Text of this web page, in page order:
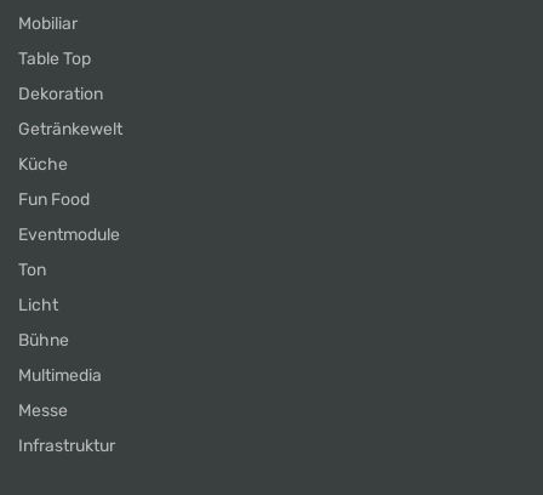
Mobiliar
Table Top
Dekoration
Getränkewelt
Küche
Fun Food
Eventmodule
Ton
Licht
Bühne
Multimedia
Messe
Infrastruktur